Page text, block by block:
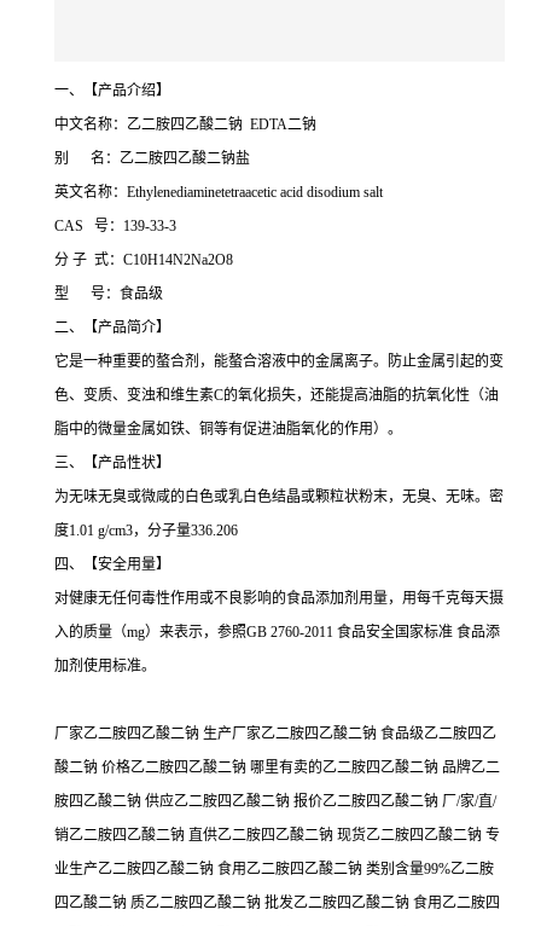
一、【产品介绍】
中文名称：乙二胺四乙酸二钠 EDTA二钠
别 名：乙二胺四乙酸二钠盐
英文名称：Ethylenediaminetetraacetic acid disodium salt
CAS 号：139-33-3
分 子 式：C10H14N2Na2O8
型 号：食品级
二、【产品简介】
它是一种重要的螯合剂，能螯合溶液中的金属离子。防止金属引起的变
色、变质、变浊和维生素C的氧化损失，还能提高油脂的抗氧化性（油
脂中的微量金属如铁、铜等有促进油脂氧化的作用）。
三、【产品性状】
为无味无臭或微咸的白色或乳白色结晶或颗粒状粉末，无臭、无味。密
度1.01 g/cm3，分子量336.206
四、【安全用量】
对健康无任何毒性作用或不良影响的食品添加剂用量，用每千克每天摄
入的质量（mg）来表示，参照GB 2760-2011 食品安全国家标准 食品添
加剂使用标准。
厂家乙二胺四乙酸二钠 生产厂家乙二胺四乙酸二钠 食品级乙二胺四乙
酸二钠 价格乙二胺四乙酸二钠 哪里有卖的乙二胺四乙酸二钠 品牌乙二
胺四乙酸二钠 供应乙二胺四乙酸二钠 报价乙二胺四乙酸二钠 厂/家/直/
销乙二胺四乙酸二钠 直供乙二胺四乙酸二钠 现货乙二胺四乙酸二钠 专
业生产乙二胺四乙酸二钠 食用乙二胺四乙酸二钠 类别含量99%乙二胺
四乙酸二钠 质乙二胺四乙酸二钠 批发乙二胺四乙酸二钠 食用乙二胺四